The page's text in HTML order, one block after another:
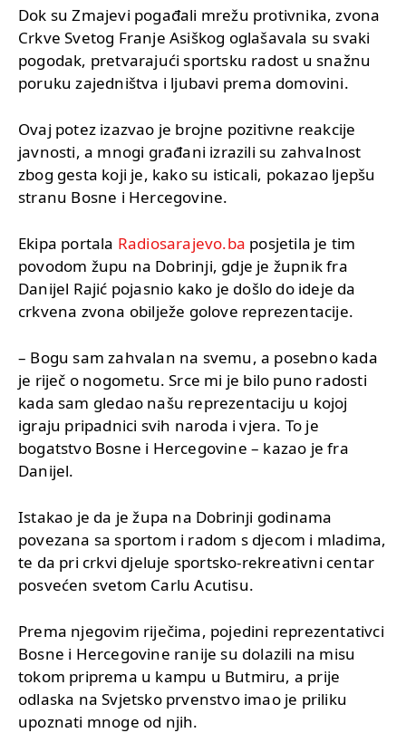
Dok su Zmajevi pogađali mrežu protivnika, zvona
Crkve Svetog Franje Asiškog oglašavala su svaki
pogodak, pretvarajući sportsku radost u snažnu
poruku zajedništva i ljubavi prema domovini.
Ovaj potez izazvao je brojne pozitivne reakcije
javnosti, a mnogi građani izrazili su zahvalnost
zbog gesta koji je, kako su isticali, pokazao ljepšu
stranu Bosne i Hercegovine.
Ekipa portala Radiosarajevo.ba posjetila je tim
povodom župu na Dobrinji, gdje je župnik fra
Danijel Rajić pojasnio kako je došlo do ideje da
crkvena zvona obilježe golove reprezentacije.
– Bogu sam zahvalan na svemu, a posebno kada
je riječ o nogometu. Srce mi je bilo puno radosti
kada sam gledao našu reprezentaciju u kojoj
igraju pripadnici svih naroda i vjera. To je
bogatstvo Bosne i Hercegovine – kazao je fra
Danijel.
Istakao je da je župa na Dobrinji godinama
povezana sa sportom i radom s djecom i mladima,
te da pri crkvi djeluje sportsko-rekreativni centar
posvećen svetom Carlu Acutisu.
Prema njegovim riječima, pojedini reprezentativci
Bosne i Hercegovine ranije su dolazili na misu
tokom priprema u kampu u Butmiru, a prije
odlaska na Svjetsko prvenstvo imao je priliku
upoznati mnoge od njih.